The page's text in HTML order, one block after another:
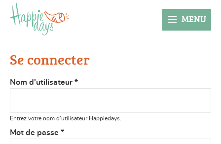
MENU
Se connecter
Nom d'utilisateur*
Entrez votre nom d'utilisateur Happiedays.
Mot de passe *